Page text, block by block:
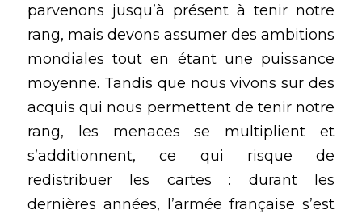
parvenons jusqu’à présent à tenir notre
rang, mais devons assumer des ambitions
mondiales tout en étant une puissance
moyenne. Tandis que nous vivons sur des
acquis qui nous permettent de tenir notre
rang, les menaces se multiplient et
s’additionnent, ce qui risque de
redistribuer les cartes : durant les
dernières années, l’armée française s’est